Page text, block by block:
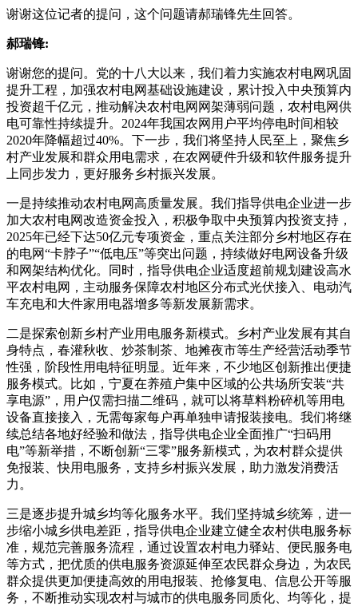
谢谢这位记者的提问，这个问题请郝瑞锋先生回答。
郝瑞锋:
谢谢您的提问。党的十八大以来，我们着力实施农村电网巩固
提升工程，加强农村电网基础设施建设，累计投入中央预算内
投资超千亿元，推动解决农村电网网架薄弱问题，农村电网供
电可靠性持续提升。2024年我国农网用户平均停电时间相较
2020年降幅超过40%。下一步，我们将坚持人民至上，聚焦乡
村产业发展和群众用电需求，在农网硬件升级和软件服务提升
上同步发力，更好服务乡村振兴发展。
一是持续推动农村电网高质量发展。我们指导供电企业进一步
加大农村电网改造资金投入，积极争取中央预算内投资支持，
2025年已经下达50亿元专项资金，重点关注部分乡村地区存在
的电网“卡脖子”“低电压”等突出问题，持续做好电网设备升级
和网架结构优化。同时，指导供电企业适度超前规划建设高水
平农村电网，主动服务保障农村地区分布式光伏接入、电动汽
车充电和大件家用电器增多等新发展新需求。
二是探索创新乡村产业用电服务新模式。乡村产业发展有其自
身特点，春灌秋收、炒茶制茶、地摊夜市等生产经营活动季节
性强，阶段性用电特征明显。近年来，不少地区创新推出便捷
服务模式。比如，宁夏在养殖户集中区域的公共场所安装“共
享电源”，用户仅需扫描二维码，就可以将草料粉碎机等用电
设备直接接入，无需每家每户再单独申请报装接电。我们将继
续总结各地好经验和做法，指导供电企业全面推广“扫码用
电”等新举措，不断创新“三零”服务新模式，为农村群众提供
免报装、快用电服务，支持乡村振兴发展，助力激发消费活
力。
三是逐步提升城乡均等化服务水平。我们坚持城乡统筹，进一
步缩小城乡供电差距，指导供电企业建立健全农村供电服务标
准，规范完善服务流程，通过设置农村电力驿站、便民服务电
等方式，把优质的供电服务资源延伸至农民群众身边，为农民
群众提供更加便捷高效的用电报装、抢修复电、信息公开等服
务，不断推动实现农村与城市的供电服务同质化、均等化，提